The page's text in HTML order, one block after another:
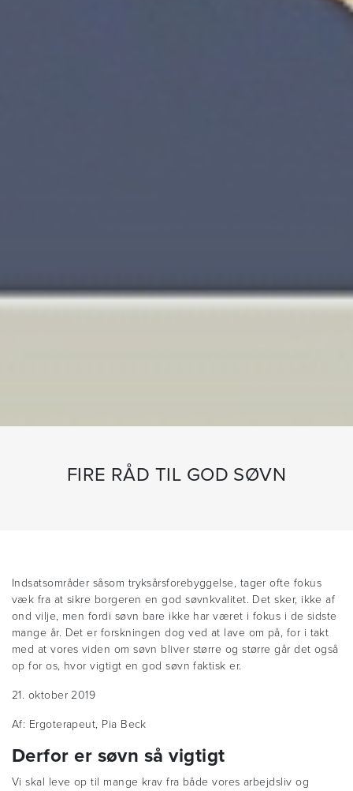
FIRE RÅD TIL GOD SØVN
Indsatsområder såsom tryksårsforebyggelse, tager ofte fokus
væk fra at sikre borgeren en god søvnkvalitet. Det sker, ikke af
ond vilje, men fordi søvn bare ikke har været i fokus i de sidste
mange år. Det er forskningen dog ved at lave om på, for i takt
med at vores viden om søvn bliver større og større går det også
op for os, hvor vigtigt en god søvn faktisk er.
21. oktober 2019
Af: Ergoterapeut, Pia Beck
Derfor er søvn så vigtigt
Vi skal leve op til mange krav fra både vores arbejdsliv og